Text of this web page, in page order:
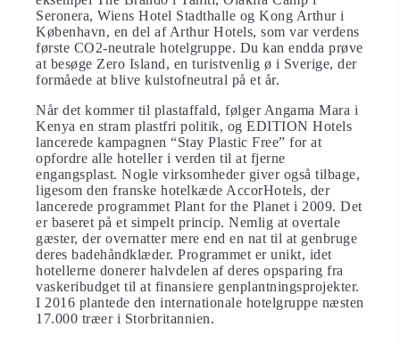
Seronera, Wiens Hotel Stadthalle og Kong Arthur i
København, en del af Arthur Hotels, som var verdens
første CO2-neutrale hotelgruppe. Du kan endda prøve
at besøge Zero Island, en turistvenlig ø i Sverige, der
formåede at blive kulstofneutral på et år.
Når det kommer til plastaffald, følger Angama Mara i
Kenya en stram plastfri politik, og EDITION Hotels
lancerede kampagnen “Stay Plastic Free” for at
opfordre alle hoteller i verden til at fjerne
engangsplast. Nogle virksomheder giver også tilbage,
ligesom den franske hotelkæde AccorHotels, der
lancerede programmet Plant for the Planet i 2009. Det
er baseret på et simpelt princip. Nemlig at overtale
gæster, der overnatter mere end en nat til at genbruge
deres badehåndklæder. Programmet er unikt, idet
hotellerne donerer halvdelen af deres opsparing fra
vaskeribudget til at finansiere genplantningsprojekter.
I 2016 plantede den internationale hotelgruppe næsten
17.000 træer i Storbritannien.